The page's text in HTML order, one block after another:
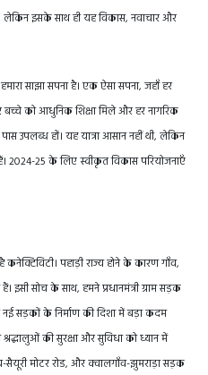
लेकिन इसके साथ ही यह विकास, नवाचार और
साझा सपना है। एक ऐसा सपना, जहाँ हर
को आधुनिक शिक्षा मिले और हर नागरिक
उपलब्ध हों। यह यात्रा आसान नहीं थी, लेकिन
2024-25 के लिए स्वीकृत विकास परियोजनाएँ
पहाड़ी राज्य होने के कारण गाँव,
सोच के साथ, हमने प्रधानमंत्री ग्राम सड़क
सड़कों के निर्माण की दिशा में बड़ा कदम
श्रद्धालुओं की सुरक्षा और सुविधा को ध्यान में
सैयूरी मोटर रोड, और क्वालगाँव-झुमराड़ा सड़क